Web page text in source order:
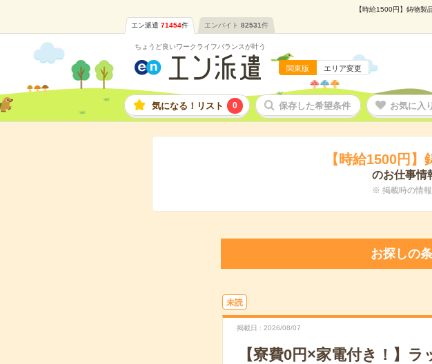
【時給1500円】鋳物
エン派遣 71454件 エンバイト 82531件
ちょうど良いワークライフバランスが叶う
関東版 エリア変更
気になる！リスト 0 保存した希望条件 お気に入
【時給1500円
のお仕事情
※ 掲載時の情報
お探しの
未読
掲載日 2026/08/07
【寮費0円×家電付き！】